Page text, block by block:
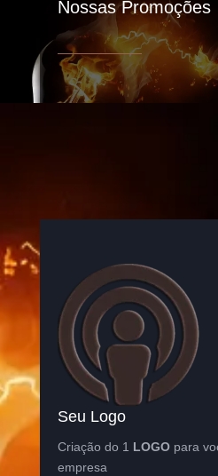
Nossas Promoções
Seu Logo
Criação do 1 LOGOpara
empresa